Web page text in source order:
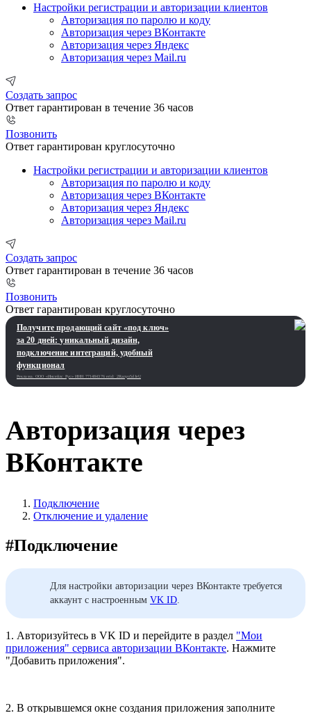
Настройки регистрации и авторизации клиентов
Авторизация по паролю и коду
Авторизация через ВКонтакте
Авторизация через Яндекс
Авторизация через Mail.ru
Создать запрос
Ответ гарантирован в течение 36 часов
Позвонить
Ответ гарантирован круглосуточно
Настройки регистрации и авторизации клиентов
Авторизация по паролю и коду
Авторизация через ВКонтакте
Авторизация через Яндекс
Авторизация через Mail.ru
Создать запрос
Ответ гарантирован в течение 36 часов
Позвонить
Ответ гарантирован круглосуточно
Получите продающий сайт «под ключ»
за 20 дней: уникальный дизайн,
подключение интеграций, удобный
функционал
Реклама. ООО «Инсейлс Рус»‎ ИНН 771484376 erid: 2Ranyo5dJeU
Авторизация через
ВКонтакте
Подключение
Отключение и удаление
#Подключение
Для настройки авторизации через ВКонтакте требуется
аккаунт с настроенным VK ID.
1. Авторизуйтесь в VK ID и перейдите в раздел "Мои
приложения" сервиса авторизации ВКонтакте. Нажмите
"Добавить приложения".
2. В открывшемся окне создания приложения заполните